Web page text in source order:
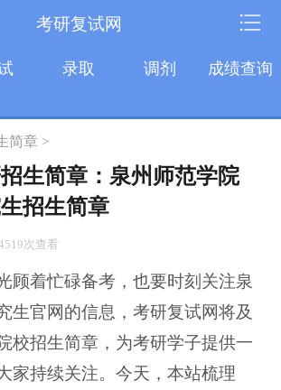
考研复试网
录取 调剂
成绩查询
简章>
生简章：泉州师范学院
招生简章
次查看
顾着忙碌备考，也要时刻关注泉
生官网的信息，考研复试网将及
校招生简章，为考研学子提供一
家持续关注。今天，本站梳理